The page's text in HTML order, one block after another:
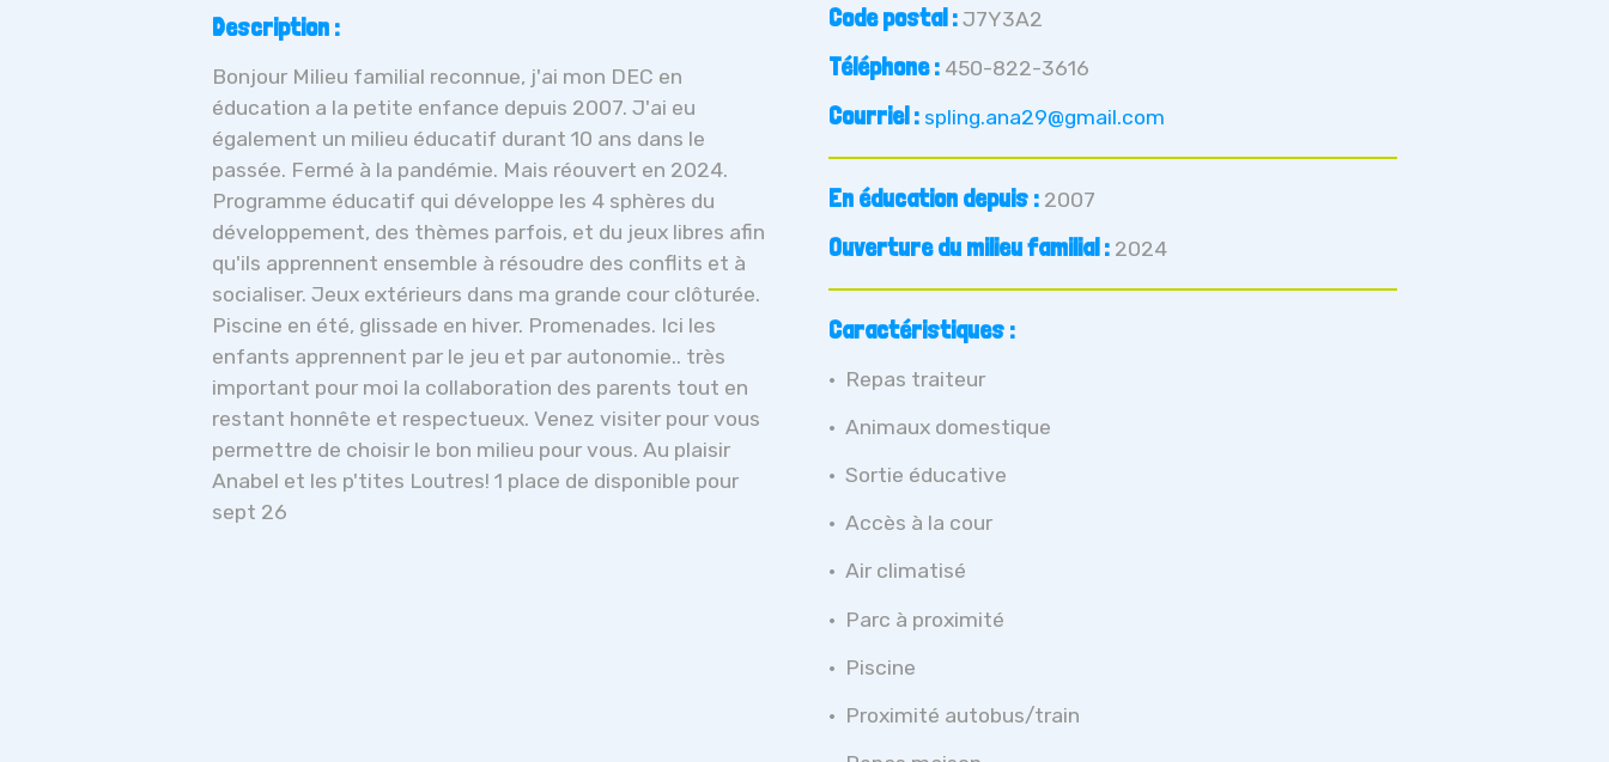
Code postal : J7Y3A2
Téléphone : 450-822-3616
Courriel : spling.ana29@gmail.com
En éducation depuis : 2007
Ouverture du milieu familial : 2024
Caractéristiques :
Repas traiteur
Animaux domestique
Sortie éducative
Accès à la cour
Air climatisé
Parc à proximité
Piscine
Proximité autobus/train
Description :
Bonjour Milieu familial reconnue, j'ai mon DEC en
éducation a la petite enfance depuis 2007. J'ai eu
également un milieu éducatif durant 10 ans dans le
passée. Fermé à la pandémie. Mais réouvert en 2024.
Programme éducatif qui développe les 4 sphères du
développement, des thèmes parfois, et du jeux libres afin
qu'ils apprennent ensemble à résoudre des conflits et à
socialiser. Jeux extérieurs dans ma grande cour clôturée.
Piscine en été, glissade en hiver. Promenades. Ici les
enfants apprennent par le jeu et par autonomie.. très
important pour moi la collaboration des parents tout en
restant honnête et respectueux. Venez visiter pour vous
permettre de choisir le bon milieu pour vous. Au plaisir
Anabel et les p'tites Loutres! 1 place de disponible pour
sept 26